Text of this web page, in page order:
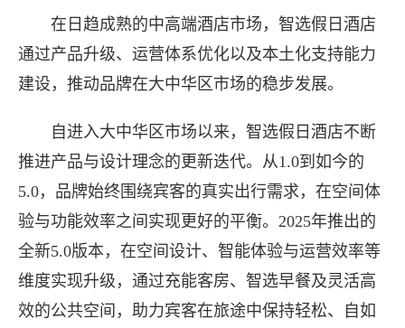
在日趋成熟的中高端酒店市场，智选假日酒店
通过产品升级、运营体系优化以及本土化支持能力
建设，推动品牌在大中华区市场的稳步发展。
自进入大中华区市场以来，智选假日酒店不断
推进产品与设计理念的更新迭代。从1.0到如今的
5.0，品牌始终围绕宾客的真实出行需求，在空间体
验与功能效率之间实现更好的平衡。2025年推出的
全新5.0版本，在空间设计、智能体验与运营效率等
维度实现升级，通过充能客房、智选早餐及灵活高
效的公共空间，助力宾客在旅途中保持轻松、自如